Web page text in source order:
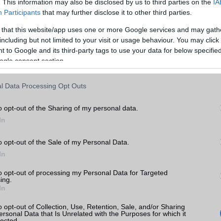
This information may also be disclosed by us to third parties on the
Participants that may further disclose it to other third parties.
that this website/app uses one or more Google services and may
but not limited to your visit or usage behaviour. You may
to Google and its third-party tags to use your data for below
consent section.
Data Processing Opt Outs
opt-out of the Sharing of my personal data.
opt-out of the Sale of my Personal Data.
opt-out of processing my Personal Data for Targeted
opt-out of Collection, Use, Retention, Sale, and/or Sharing
Data that Is Unrelated with the Purposes for which it
Telefonkönyv db dinamikus
Min. memória 2 GB
Min. háttértár 64 GB
Memória bővíthetőség
ADATCSERE
MMS Nincs
Bluetooth v5,x